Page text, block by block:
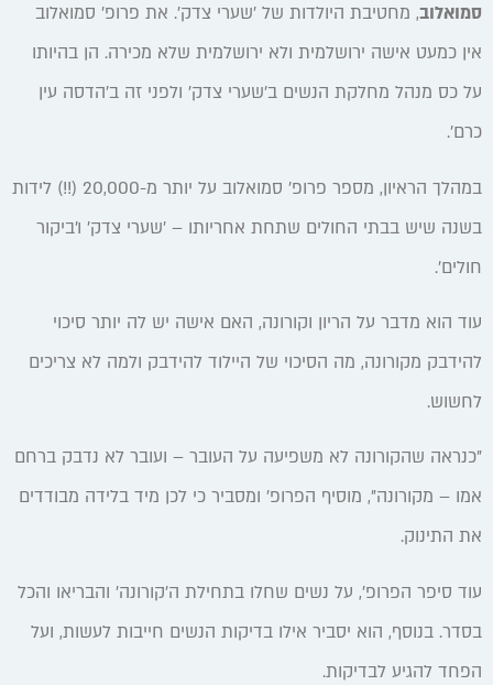
סמואלוב, מחטיבת היולדות של 'שערי צדק'. את פרופ' סמואלוב
אין כמעט אישה ירושלמית ולא ירושלמית שלא מכירה. הן בהיותו
על כס מנהל מחלקת הנשים ב'שערי צדק' ולפני זה ב'הדסה עין
כרם'.
במהלך הראיון, מספר פרופ' סמואלוב על יותר מ-20,000 (!!) לידות
בשנה שיש בבתי החולים שתחת אחריותו – 'שערי צדק' ו'ביקור
חולים'.
עוד הוא מדבר על הריון וקורונה, האם אישה יש לה יותר סיכוי
להידבק מקורונה, מה הסיכוי של היילוד להידבק ולמה לא צריכים
לחשוש.
"כנראה שהקורונה לא משפיעה על העובר – ועובר לא נדבק ברחם
אמו – מקורונה", מוסיף הפרופ' ומסביר כי לכן מיד בלידה מבודדים
את התינוק.
עוד סיפר הפרופ', על נשים שחלו בתחילת ה'קורונה' והבריאו והכל
בסדר. בנוסף, הוא יסביר אילו בדיקות הנשים חייבות לעשות, ועל
הפחד להגיע לבדיקות.